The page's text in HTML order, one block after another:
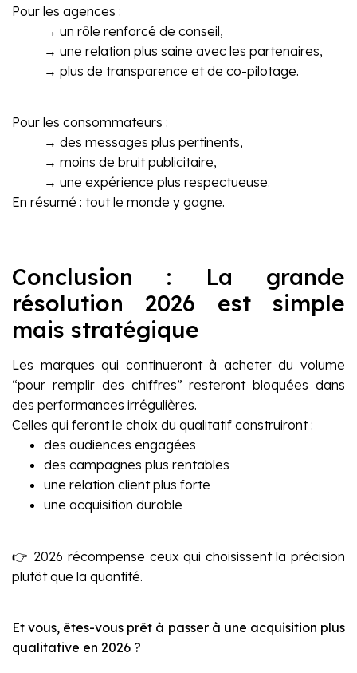
Pour les agences :
→ un rôle renforcé de conseil,
→ une relation plus saine avec les partenaires,
→ plus de transparence et de co-pilotage.
Pour les consommateurs :
→ des messages plus pertinents,
→ moins de bruit publicitaire,
→ une expérience plus respectueuse.
En résumé : tout le monde y gagne.
Conclusion : La grande
résolution 2026 est simple
mais stratégique
Les marques qui continueront à acheter du volume
“pour remplir des chiffres” resteront bloquées dans
des performances irrégulières.
Celles qui feront le choix du qualitatif construiront :
des audiences engagées
des campagnes plus rentables
une relation client plus forte
une acquisition durable
👉 2026 récompense ceux qui choisissent la précision
plutôt que la quantité.
Et vous, êtes-vous prêt à passer à une acquisition plus
qualitative en 2026 ?